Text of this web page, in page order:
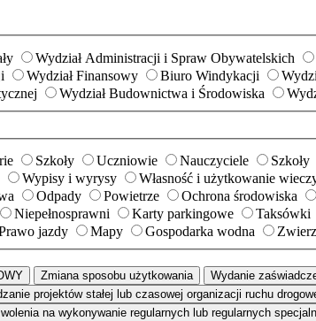
Wydział Administracji i Spraw Obywatelskich
Wydział Finansowy Biuro Windykacji
Wydział Budownictwa i Środowiska
Szkoły Uczniowie Nauczyciele Szkoły
Wypisy i wyrysy Własność i użytkowanie
Odpady Powietrze Ochrona środowiska
Niepełnosprawni Karty parkingowe Taksówki
jazdy Mapy Gospodarka wodna
Zmiana sposobu użytkowania Wydanie
projektów stałej lub czasowej organizacji ruchu
na wykonywanie regularnych lub regularnych